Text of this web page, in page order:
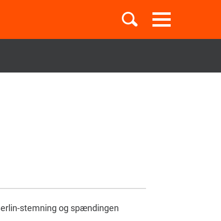
Toggle
navigation
Børnebøger
Temaer
stemning og spændingen